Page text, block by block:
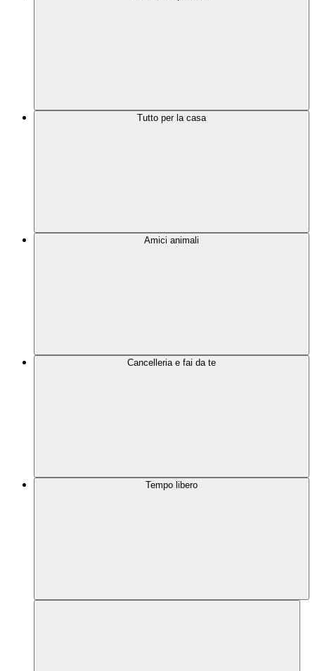
Tutto per la casa
Amici animali
Cancelleria e fai da te
Tempo libero